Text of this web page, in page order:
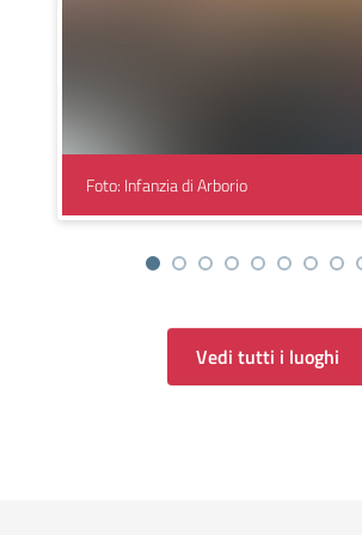
Foto: Infanzia di Arborio
Vedi tutti i luoghi